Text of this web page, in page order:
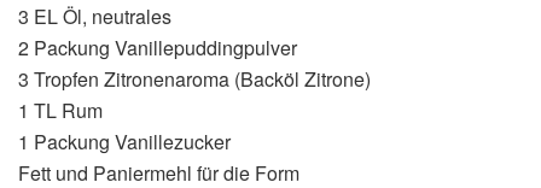
3 EL Öl, neutrales
2 Packung Vanillepuddingpulver
3 Tropfen Zitronenaroma (Backöl Zitrone)
1 TL Rum
1 Packung Vanillezucker
Fett und Paniermehl für die Form